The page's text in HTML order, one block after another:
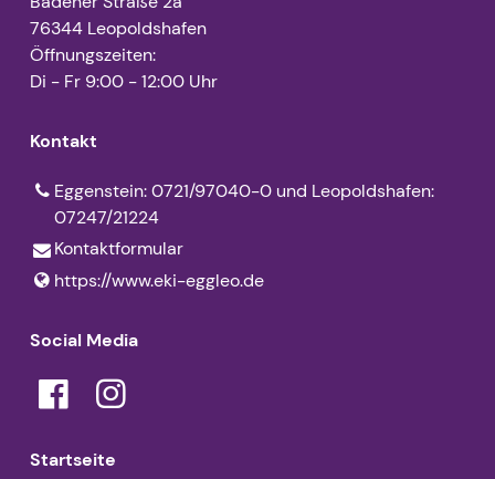
76344 Leopoldshafen
Öffnungszeiten:
Di - Fr 9:00 - 12:00 Uhr
Kontakt
Eggenstein: 0721/97040-0 und Leopoldshafen:
07247/21224
Kontaktformular
https://www.​eki-eggleo.​de
Social Media
Startseite